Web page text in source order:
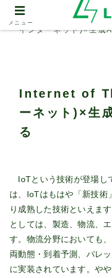
業界動向
インターネット)×生成
Internet of
ーネット)×生
る
IoTという技術が登場し
は、IoTはもはや「新技術
り成熟した技術といえま
としては、製造、物流、
す。物流分野においても
両動態・到着予測、パレ
に実装されています。や
メニュー